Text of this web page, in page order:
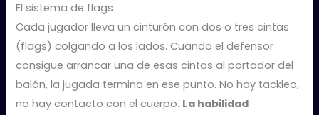
El sistema de flags
Cada jugador lleva un cinturón con dos o tres cintas
(flags) colgando a los lados. Cuando el defensor
consigue arrancar una de esas cintas al portador del
balón, la jugada termina en ese punto. No hay tackleo,
no hay contacto con el cuerpo. La habilidad